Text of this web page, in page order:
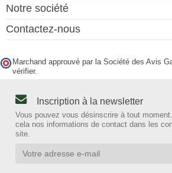
Notre société
Contactez-nous
Marchand approuvé par la Société des Avis
vérifier.
Inscription à la newsletter
Vous pouvez vous désinscrire à tout
cela nos informations de contact dans les
site.